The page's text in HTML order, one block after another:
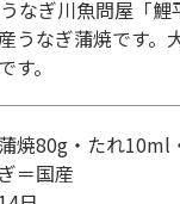
なぎ川魚問屋「鯉
うなぎ蒲焼です。
。
焼80g・たれ10ml
＝国産